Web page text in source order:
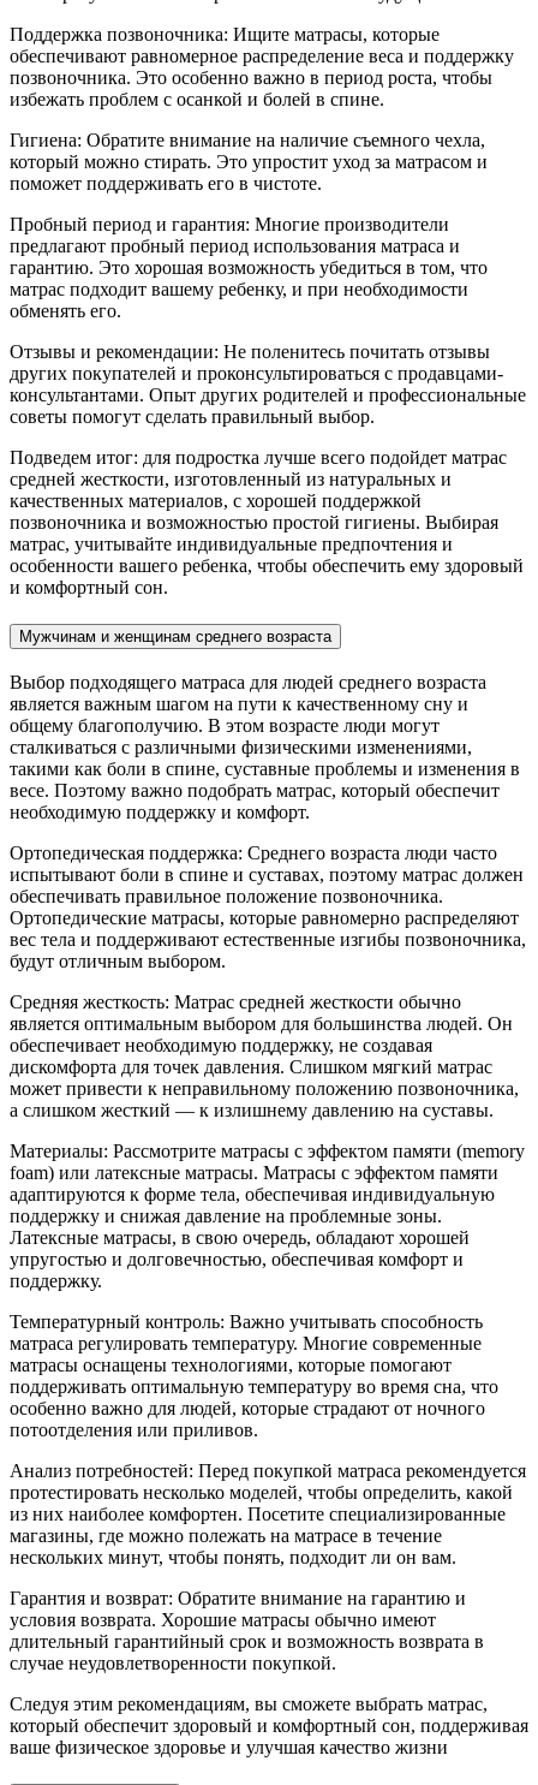
Поддержка позвоночника: Ищите матрасы, которые
обеспечивают равномерное распределение веса и поддержку
позвоночника. Это особенно важно в период роста, чтобы
избежать проблем с осанкой и болей в спине.
Гигиена: Обратите внимание на наличие съемного чехла,
который можно стирать. Это упростит уход за матрасом и
поможет поддерживать его в чистоте.
Пробный период и гарантия: Многие производители
предлагают пробный период использования матраса и
гарантию. Это хорошая возможность убедиться в том, что
матрас подходит вашему ребенку, и при необходимости
обменять его.
Отзывы и рекомендации: Не поленитесь почитать отзывы
других покупателей и проконсультироваться с продавцами-
консультантами. Опыт других родителей и профессиональные
советы помогут сделать правильный выбор.
Подведем итог: для подростка лучше всего подойдет матрас
средней жесткости, изготовленный из натуральных и
качественных материалов, с хорошей поддержкой
позвоночника и возможностью простой гигиены. Выбирая
матрас, учитывайте индивидуальные предпочтения и
особенности вашего ребенка, чтобы обеспечить ему здоровый
и комфортный сон.
Мужчинам и женщинам среднего возраста
Выбор подходящего матраса для людей среднего возраста
является важным шагом на пути к качественному сну и
общему благополучию. В этом возрасте люди могут
сталкиваться с различными физическими изменениями,
такими как боли в спине, суставные проблемы и изменения в
весе. Поэтому важно подобрать матрас, который обеспечит
необходимую поддержку и комфорт.
Ортопедическая поддержка: Среднего возраста люди часто
испытывают боли в спине и суставах, поэтому матрас должен
обеспечивать правильное положение позвоночника.
Ортопедические матрасы, которые равномерно распределяют
вес тела и поддерживают естественные изгибы позвоночника,
будут отличным выбором.
Средняя жесткость: Матрас средней жесткости обычно
является оптимальным выбором для большинства людей. Он
обеспечивает необходимую поддержку, не создавая
дискомфорта для точек давления. Слишком мягкий матрас
может привести к неправильному положению позвоночника,
а слишком жесткий — к излишнему давлению на суставы.
Материалы: Рассмотрите матрасы с эффектом памяти (memory
foam) или латексные матрасы. Матрасы с эффектом памяти
адаптируются к форме тела, обеспечивая индивидуальную
поддержку и снижая давление на проблемные зоны.
Латексные матрасы, в свою очередь, обладают хорошей
упругостью и долговечностью, обеспечивая комфорт и
поддержку.
Температурный контроль: Важно учитывать способность
матраса регулировать температуру. Многие современные
матрасы оснащены технологиями, которые помогают
поддерживать оптимальную температуру во время сна, что
особенно важно для людей, которые страдают от ночного
потоотделения или приливов.
Анализ потребностей: Перед покупкой матраса рекомендуется
протестировать несколько моделей, чтобы определить, какой
из них наиболее комфортен. Посетите специализированные
магазины, где можно полежать на матрасе в течение
нескольких минут, чтобы понять, подходит ли он вам.
Гарантия и возврат: Обратите внимание на гарантию и
условия возврата. Хорошие матрасы обычно имеют
длительный гарантийный срок и возможность возврата в
случае неудовлетворенности покупкой.
Следуя этим рекомендациям, вы сможете выбрать матрас,
который обеспечит здоровый и комфортный сон, поддерживая
ваше физическое здоровье и улучшая качество жизни